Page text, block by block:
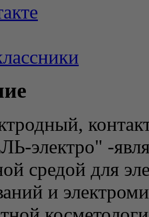
электро" -
средой для
и